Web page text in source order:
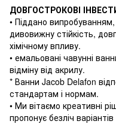
ДОВГОСТРОКОВІ
• Піддано
дивовижну стійкість,
хімічному впливу.
• емальовані чавунні
відміну від акрилу.
* Ванни Jacob Delafon
стандартам і нормам.
• Ми вітаємо креативні
пропонує безліч